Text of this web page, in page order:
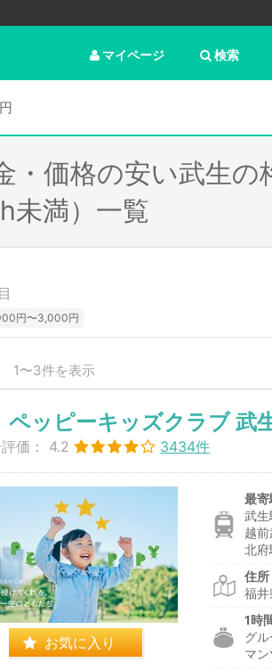
検索
マイページ
・価格の安い武生
未満）一覧
円〜3,000円
1〜3件を表示
ペッピーキッズクラブ 武
価： 4.2 3434件
お気に入り
最寄
武生
越
北府
住所
福
1時
グ
マ